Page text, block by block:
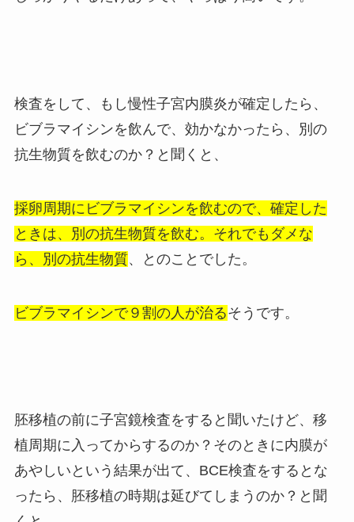
検査をして、もし慢性子宮内膜炎が確定したら、
ビブラマイシンを飲んで、効かなかったら、別の
抗生物質を飲むのか？と聞くと、
採卵周期にビブラマイシンを飲むので、確定した
ときは、別の抗生物質を飲む。それでもダメな
ら、別の抗生物質、とのことでした。
ビブラマイシンで９割の人が治るそうです。
胚移植の前に子宮鏡検査をすると聞いたけど、移
植周期に入ってからするのか？そのときに内膜が
あやしいという結果が出て、BCE検査をするとな
ったら、胚移植の時期は延びてしまうのか？と聞